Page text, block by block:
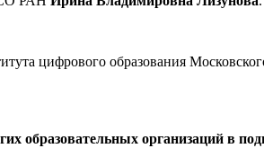
цифрового образования
образовательных организаций в